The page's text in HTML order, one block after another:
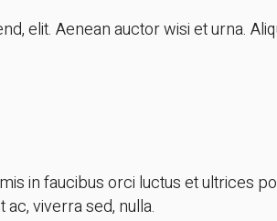
elit. Aenean auctor wisi et urna.
in faucibus orci luctus et ultrices
viverra sed, nulla.